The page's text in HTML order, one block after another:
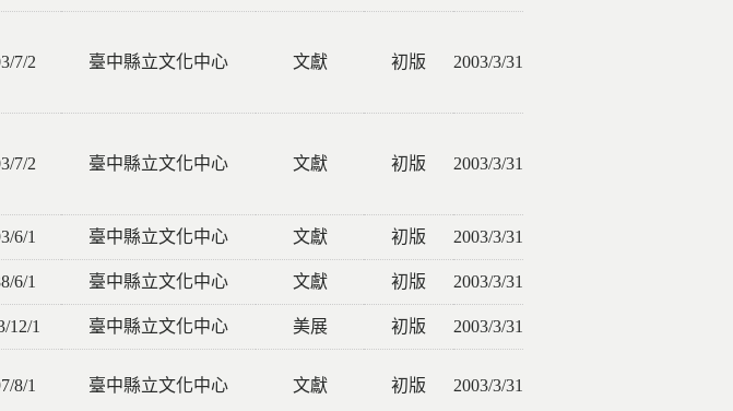
7/2 臺中縣立文化中心 文獻 初版 2003/3/31
7/2 臺中縣立文化中心 文獻 初版 2003/3/31
6/1 臺中縣立文化中心 文獻 初版 2003/3/31
6/1 臺中縣立文化中心 文獻 初版 2003/3/31
12/1 臺中縣立文化中心 美展 初版 2003/3/31
8/1 臺中縣立文化中心 文獻 初版 2003/3/31